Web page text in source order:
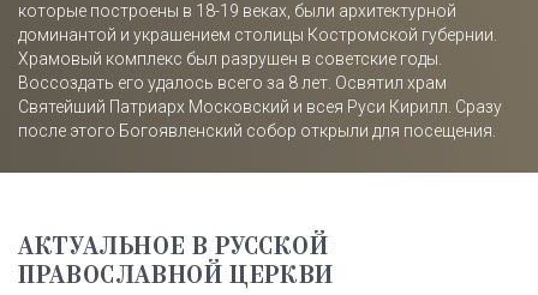
которые построены в 18-19 веках, были архитектурной
доминантой и украшением столицы Костромской губернии.
Храмовый комплекс был разрушен в советские годы.
Воссоздать его удалось всего за 8 лет. Освятил храм
Святейший Патриарх Московский и всея Руси Кирилл. Сразу
после этого Богоявленский собор открыли для посещения.
АКТУАЛЬНОЕ В РУССКОЙ
ПРАВОСЛАВНОЙ ЦЕРКВИ